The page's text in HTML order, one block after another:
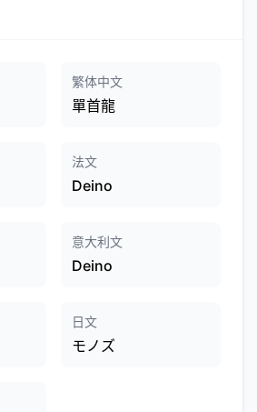
繁体中文
單首龍
法文
Deino
意大利文
Deino
日文
モノズ